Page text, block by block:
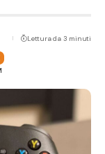
Lettura da 3 minuti